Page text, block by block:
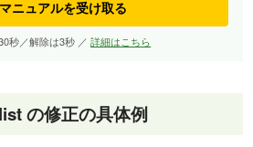
ニュアルを受け取る
秒／解除は3秒 ／詳細はこちら
の修正の具体例